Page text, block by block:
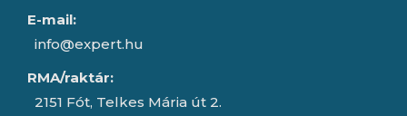
E-mail:
info@expert.hu
RMA/raktár:
2151 Fót, Telkes Mária út 2.